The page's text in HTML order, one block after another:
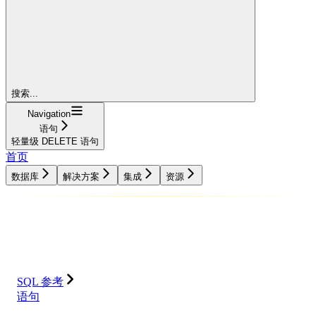
搜索...
Navigation
语句
轻量级 DELETE 语句
首页
数据库 解决方案 集成 资源
SQL 参考
语句